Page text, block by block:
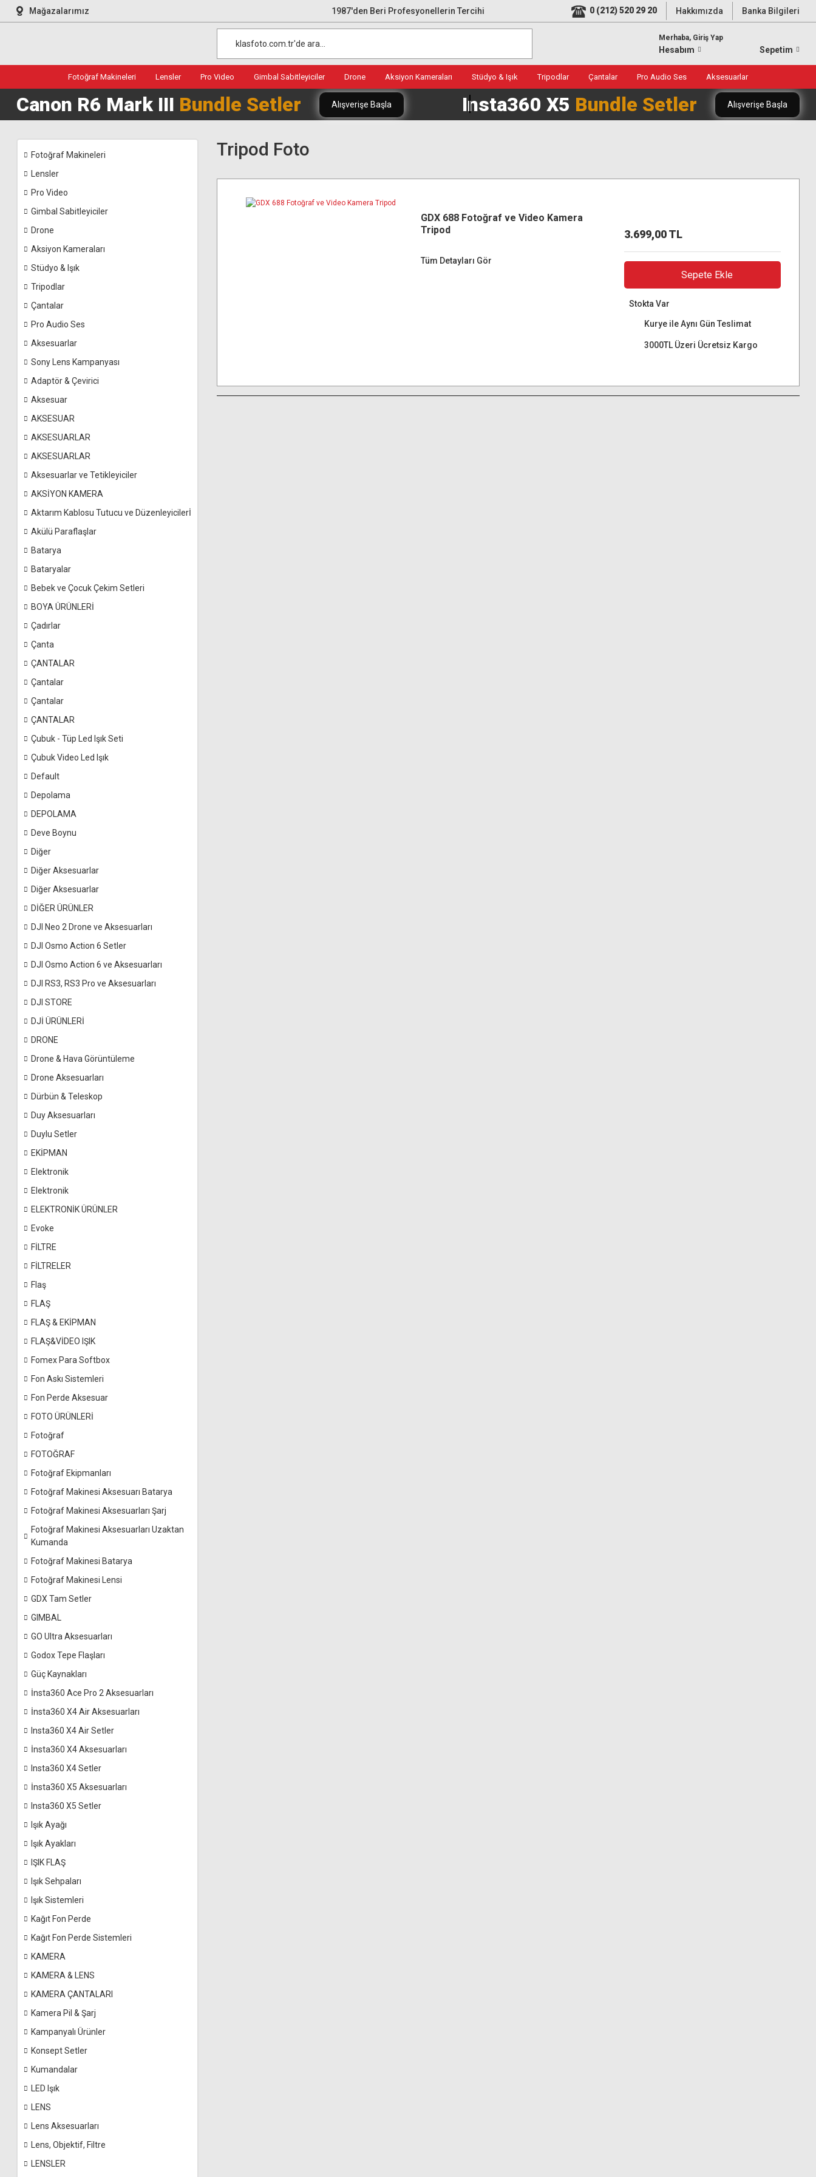
Mağazalarımız 1987'den Beri Profesyonellerin Tercihi 0 (212) 520 29 20 Hakkımızda Banka Bilgileri
Merhaba, Giriş Yap
Hesabım Sepetim
Fotoğraf Makineleri Lensler Pro Video Gimbal Sabitleyiciler Drone Aksiyon Kameraları Stüdyo & Işık Tripodlar Çantalar Pro Audio Ses Aksesuarlar
Canon R6 Mark III Bundle Setler Alışverişe Başla Insta360 X5 Bundle Setler Alışverişe Başla
Fotoğraf Makineleri
Lensler
Pro Video
Gimbal Sabitleyiciler
Drone
Aksiyon Kameraları
Stüdyo & Işık
Tripodlar
Çantalar
Pro Audio Ses
Aksesuarlar
Sony Lens Kampanyası
Adaptör & Çevirici
Aksesuar
AKSESUAR
AKSESUARLAR
AKSESUARLAR
Aksesuarlar ve Tetikleyiciler
AKSİYON KAMERA
Aktarım Kablosu Tutucu ve Düzenleyicilerİ
Akülü Paraflaşlar
Batarya
Bataryalar
Bebek ve Çocuk Çekim Setleri
BOYA ÜRÜNLERİ
Çadırlar
Çanta
ÇANTALAR
Çantalar
Çantalar
ÇANTALAR
Çubuk - Tüp Led Işık Seti
Çubuk Video Led Işık
Default
Depolama
DEPOLAMA
Deve Boynu
Diğer
Diğer Aksesuarlar
Diğer Aksesuarlar
DİĞER ÜRÜNLER
DJI Neo 2 Drone ve Aksesuarları
DJI Osmo Action 6 Setler
DJI Osmo Action 6 ve Aksesuarları
DJI RS3, RS3 Pro ve Aksesuarları
DJI STORE
DJİ ÜRÜNLERİ
DRONE
Drone & Hava Görüntüleme
Drone Aksesuarları
Dürbün & Teleskop
Duy Aksesuarları
Duylu Setler
EKİPMAN
Elektronik
Elektronik
ELEKTRONİK ÜRÜNLER
Evoke
FİLTRE
FİLTRELER
Flaş
FLAŞ
FLAŞ & EKİPMAN
FLAŞ&VİDEO IŞIK
Fomex Para Softbox
Fon Askı Sistemleri
Fon Perde Aksesuar
FOTO ÜRÜNLERİ
Fotoğraf
FOTOĞRAF
Fotoğraf Ekipmanları
Fotoğraf Makinesi Aksesuarı Batarya
Fotoğraf Makinesi Aksesuarları Şarj
Fotoğraf Makinesi Aksesuarları Uzaktan
Kumanda
Fotoğraf Makinesi Batarya
Fotoğraf Makinesi Lensi
GDX Tam Setler
GIMBAL
GO Ultra Aksesuarları
Godox Tepe Flaşları
Güç Kaynakları
İnsta360 Ace Pro 2 Aksesuarları
İnsta360 X4 Air Aksesuarları
Insta360 X4 Air Setler
İnsta360 X4 Aksesuarları
Insta360 X4 Setler
İnsta360 X5 Aksesuarları
Insta360 X5 Setler
Işık Ayağı
Işık Ayakları
IŞIK FLAŞ
Işık Sehpaları
Işık Sistemleri
Kağıt Fon Perde
Kağıt Fon Perde Sistemleri
KAMERA
KAMERA & LENS
KAMERA ÇANTALARI
Kamera Pil & Şarj
Kampanyalı Ürünler
Konsept Setler
Kumandalar
LED Işık
LENS
Lens Aksesuarları
Lens, Objektif, Filtre
LENSLER
Tripod Foto
GDX 688 Fotoğraf ve Video Kamera
Tripod
Tüm Detayları Gör
3.699,00 TL
Sepete Ekle
Stokta Var
Kurye ile Aynı Gün Teslimat
3000TL Üzeri Ücretsiz Kargo